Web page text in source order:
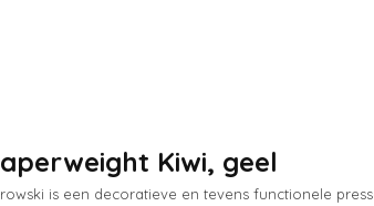
Kiwi, geel
is een decoratieve en tevens functionele